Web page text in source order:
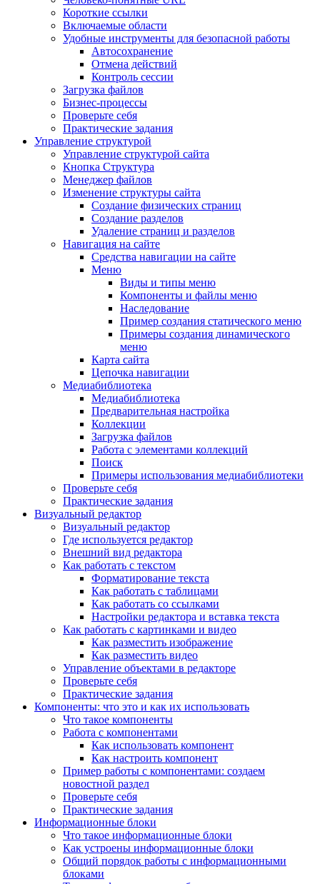
Короткие ссылки
Включаемые области
Удобные инструменты для безопасной работы
Автосохранение
Отмена действий
Контроль сессии
Загрузка файлов
Бизнес-процессы
Проверьте себя
Практические задания
Управление структурой
Управление структурой сайта
Кнопка Структура
Менеджер файлов
Изменение структуры сайта
Создание физических страниц
Создание разделов
Удаление страниц и разделов
Навигация на сайте
Средства навигации на сайте
Меню
Виды и типы меню
Компоненты и файлы меню
Наследование
Пример создания статического меню
Примеры создания динамического
меню
Карта сайта
Цепочка навигации
Медиабиблиотека
Медиабиблиотека
Предварительная настройка
Коллекции
Загрузка файлов
Работа с элементами коллекций
Поиск
Примеры использования медиабиблиотеки
Проверьте себя
Практические задания
Визуальный редактор
Визуальный редактор
Где используется редактор
Внешний вид редактора
Как работать с текстом
Форматирование текста
Как работать с таблицами
Как работать со ссылками
Настройки редактора и вставка текста
Как работать с картинками и видео
Как разместить изображение
Как разместить видео
Управление объектами в редакторе
Проверьте себя
Практические задания
Компоненты: что это и как их использовать
Что такое компоненты
Работа с компонентами
Как использовать компонент
Как настроить компонент
Пример работы с компонентами: создаем
новостной раздел
Проверьте себя
Практические задания
Информационные блоки
Что такое информационные блоки
Как устроены информационные блоки
Общий порядок работы с информационными
блоками